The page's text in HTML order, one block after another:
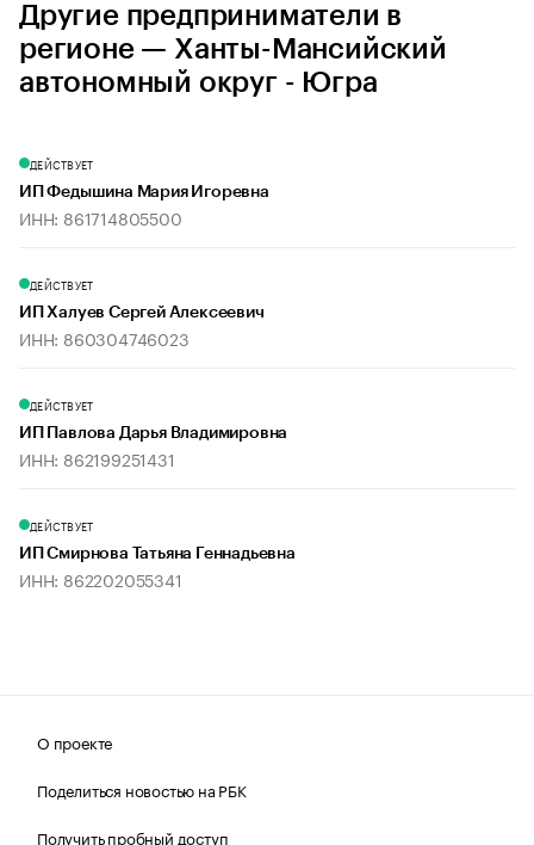
Другие предприниматели в
регионе — Ханты-Мансийский
автономный округ - Югра
ДЕЙСТВУЕТ
ИП Федышина Мария Игоревна
ИНН: 861714805500
ДЕЙСТВУЕТ
ИП Халуев Сергей Алексеевич
ИНН: 860304746023
ДЕЙСТВУЕТ
ИП Павлова Дарья Владимировна
ИНН: 862199251431
ДЕЙСТВУЕТ
ИП Смирнова Татьяна Геннадьевна
ИНН: 862202055341
О проекте
Поделиться новостью на РБК
Получить пробный доступ